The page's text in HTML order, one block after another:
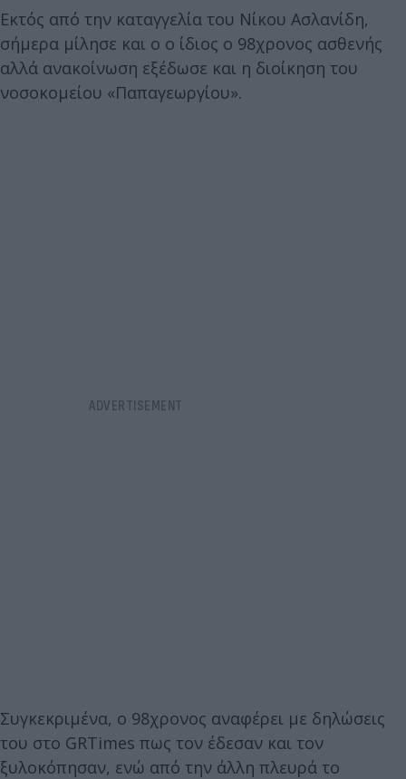
Εκτός από την καταγγελία του Νίκου Ασλανίδη,
σήμερα μίλησε και ο ο ίδιος ο 98χρονος ασθενής
αλλά ανακοίνωση εξέδωσε και η διοίκηση του
νοσοκομείου «Παπαγεωργίου».
Συγκεκριμένα, ο 98χρονος αναφέρει με δηλώσεις
του στο GRTimes πως τον έδεσαν και τον
ξυλοκόπησαν, ενώ από την άλλη πλευρά το